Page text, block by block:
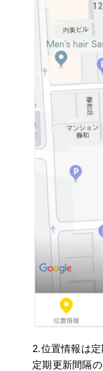
2.位置情報は定
定期更新間隔